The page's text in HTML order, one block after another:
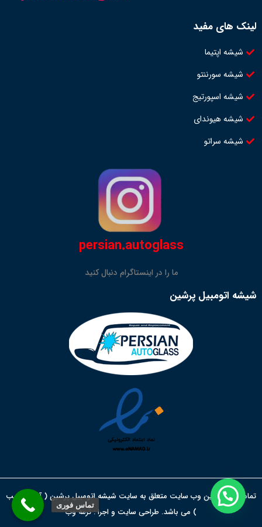
لینک های مفید
شیشه اپتیما
شیشه سورننتو
شیشه اسپورتیج
شیشه هیوندای
شیشه سراتو
persian.autoglass
ما را در اینستاگرام دنبال کنید
شیشه اتومبیل پرشین
تمامی حقوق این وب سایت متعلق به سایت شیشه اتومبیل پرشین ( آقای نجیب
) می باشد. طراحی سایت و اجرا :ترمه وب
تماس فوری